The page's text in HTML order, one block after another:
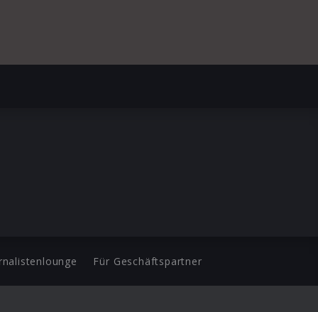
Für Geschäftspartner